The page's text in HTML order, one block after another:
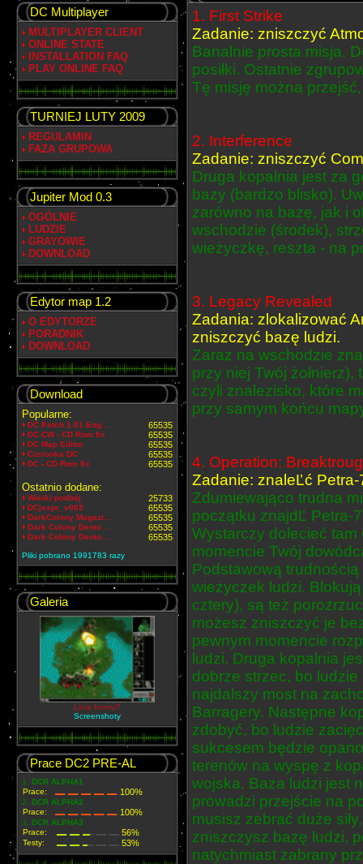
DC Multiplayer
MULTIPLAYER CLIENT
ONLINE STATE
INSTALLATION FAQ
PLAY ONLINE FAQ
TURNIEJ LUTY 2009
REGULAMIN
FAZA GRUPOWA
Jupiter Mod 0.3
OGÓLNIE
LUDZIE
GRAYOWIE
DOWNLOAD
Edytor map 1.2
O EDYTORZE
PORADNIK
DOWNLOAD
Download
Popularne:
DC Patch 1.01 Eng... 65535
DC:CW - CD Rom fix 65535
DC Map Editor 65535
Czcionka DC 65535
DC - CD Rom fix 65535
Ostatnio dodane:
Wielki podbój 25733
DCjxspr_v002 65535
DarkColony Magazi... 65535
Dark Colony Demo ... 65535
Dark Colony Demo ... 65535
Pliki pobrano 1991783 razy
Galeria
Nowa kampania
Nowa Kampania
Budujemy rapiery
Screenshoty
Prace DC2 PRE-AL
1. DCR ALPHA1
Prace:
100%
2. DCR ALPHA2
Prace:
100%
3. DCR ALPHA3
Prace:
56%
Testy: 53%
1. First Strike
Zadanie: zniszczyć
Banalnie prosta misja.
posiłki. Ostatnie
Tę misję można
2. Interference
Zadanie: zniszczyć
Druga kopalnia jest za
bazy (bardzo blisko).
zarówno na bazę, jak i
wschodzie (środek),
wieżyczkę, reszta - na
3. Legacy Revealed
Zadania: zlokalizować
zniszczyć bazę ludzi.
Zaraz na wschodzie
przy niej Twój
czyli znalezisko, które
przy samym końcu
4. Operation:
Zadanie: znaleĽć
Zdumiewająco trudna
początku znajdĽ Petra-
Wystarczy dolecieć tam
momencie Twój
Podstawową
wieżyczek ludzi.
cztery), są też
możesz zniszczyć je
pewnym momencie
ludzi. Druga kopalnia
dobrze strzec, bo
najdalszy most na
Barragery. Następne
zdobyć, bo ludzie
sukcesem będzie
terenów na wyspę z
wojska. Baza ludzi jest
prowadzi przejście na
musisz zebrać duże
zniszczysz bazę ludzi,
natychmiast zabrany